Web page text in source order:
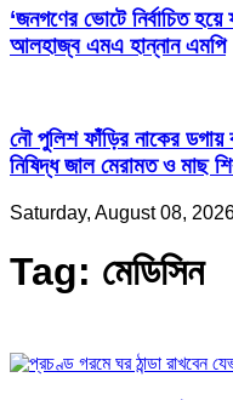
‘জনগণের ভোটে নির্বাচিত
আলহাজ্ব এমএ হান্নান এমপি
নৌ পুলিশ ফাঁড়ির নাকের ডগায়
নিষিদ্ধ জাল মেরামত ও মাছ
Saturday, August 08,
Tag: মেডিসিন